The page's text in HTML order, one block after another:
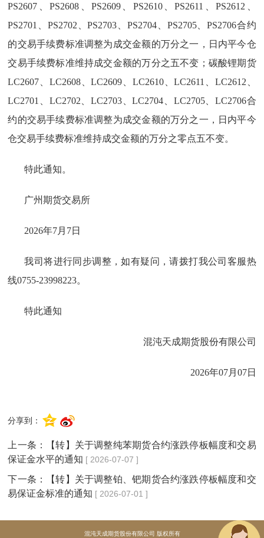
PS2607、PS2608、PS2609、PS2610、PS2611、PS2612、
PS2701、PS2702、PS2703、PS2704、PS2705、PS2706合约
的交易手续费标准调整为成交金额的万分之一，日内平今仓
交易手续费标准维持成交金额的万分之五不变；碳酸锂期货
LC2607、LC2608、LC2609、LC2610、LC2611、LC2612、
LC2701、LC2702、LC2703、LC2704、LC2705、LC2706合
约的交易手续费标准调整为成交金额的万分之一，日内平今
仓交易手续费标准维持成交金额的万分之零点五不变。
特此通知。
广州期货交易所
2026年7月7日
我司将进行同步调整，如有疑问，请拨打我公司客服热
线0755-23998223。
特此通知
混沌天成期货股份有限公司
2026年07月07日
分享到：
上一条：
【转】关于调整纯苯期货合约涨跌停板幅度和交易
保证金水平的通知 [ 2026-07-07 ]
下一条：
【转】关于调整铂、钯期货合约涨跌停板幅度和交
易保证金标准的通知 [ 2026-07-01 ]
混沌天成期货股份有限公司 版权所有